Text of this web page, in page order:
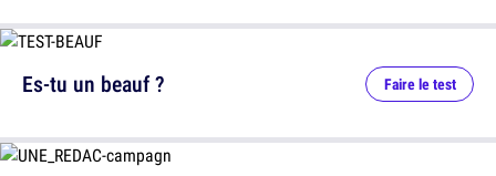
Es-tu un beauf ? Faire le test